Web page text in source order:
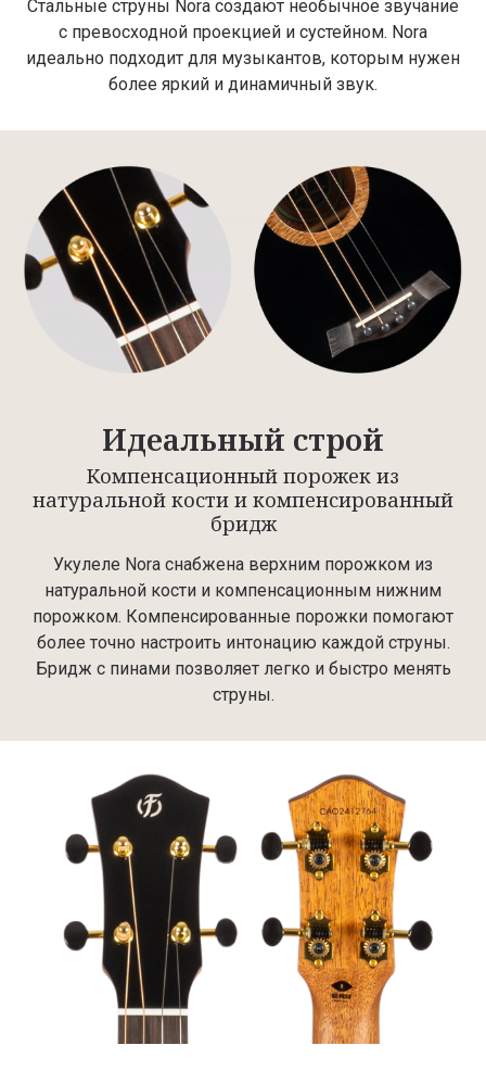
Стальные струны Nora создают необычное звучание
с превосходной проекцией и сустейном. Nora
идеально подходит для музыкантов, которым нужен
более яркий и динамичный звук.
Идеальный строй
Компенсационный порожек из
натуральной кости и компенсированный
бридж
Укулеле Nora снабжена верхним порожком из
натуральной кости и компенсационным нижним
порожком. Компенсированные порожки помогают
более точно настроить интонацию каждой струны.
Бридж с пинами позволяет легко и быстро менять
струны.